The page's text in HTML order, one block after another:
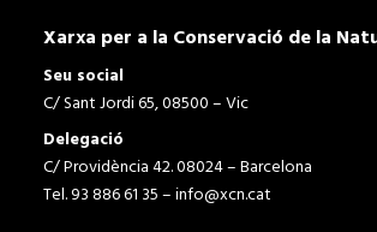
Xarxa per a la Conservació de la
Seu social
C/ Sant Jordi 65, 08500 – Vic
Delegació
C/ Providència 42. 08024 – Barcelona
Tel. 93 886 61 35 –info@xcn.cat